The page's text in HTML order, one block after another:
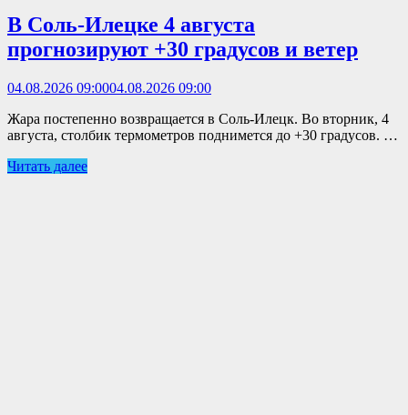
В Соль-Илецке 4 августа
прогнозируют +30 градусов и ветер
04.08.2026 09:0004.08.2026 09:00
Жара постепенно возвращается в Соль-Илецк. Во вторник, 4
августа, столбик термометров поднимется до +30 градусов. …
Читать далее